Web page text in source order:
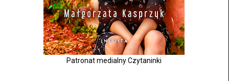
Patronat medialny Czytaninki